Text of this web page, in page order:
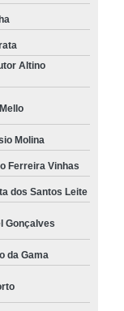
Altino
Molina
Ferreira Vinhas
dos Santos Leite
Gonçalves
da Gama